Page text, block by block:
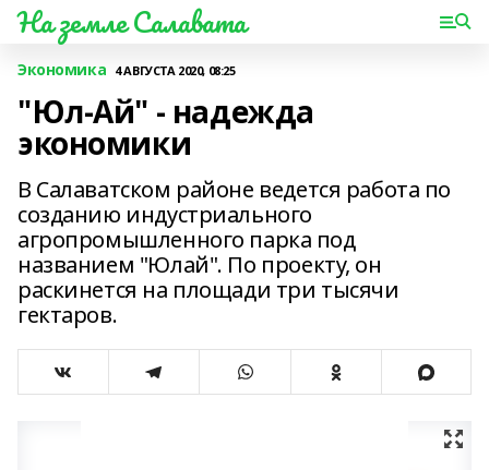
На земле Салавата
Экономика 4 АВГУСТА 2020, 08:25
"Юл-Ай" - надежда
экономики
В Салаватском районе ведется работа по
созданию индустриального
агропромышленного парка под
названием "Юлай". По проекту, он
раскинется на площади три тысячи
гектаров.